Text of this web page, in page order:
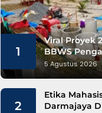
1
Viral Proyek
BBWS
Pesisir Barat
Gunakan
5 Agustus 2026
2
Etika
Darmajaya